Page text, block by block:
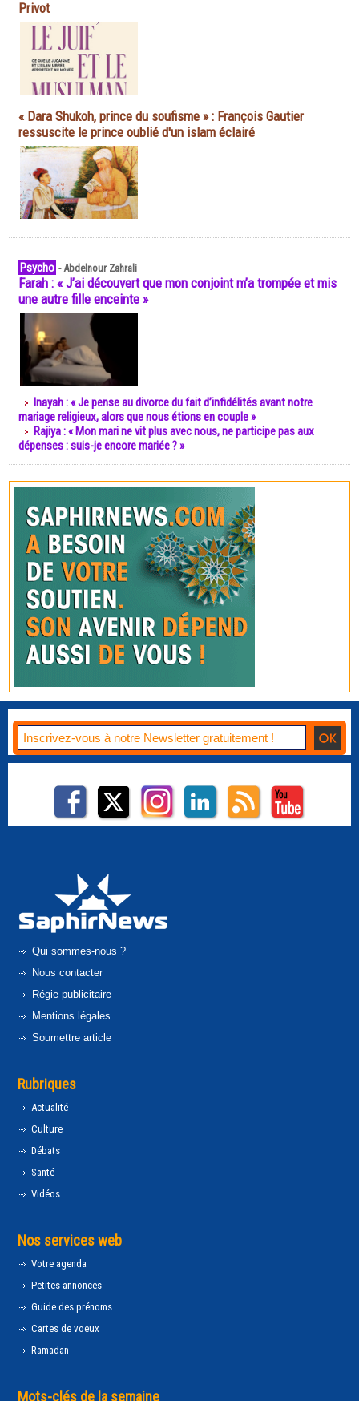
Privot
« Dara Shukoh, prince du soufisme » : François Gautier
ressuscite le prince oublié d'un islam éclairé
Psycho -Abdelnour Zahrali
Farah : « J’ai découvert que mon conjoint m’a trompée et mis
une autre fille enceinte »
Inayah : « Je pense au divorce du fait d’infidélités avant notre
mariage religieux, alors que nous étions en couple »
Rajiya : « Mon mari ne vit plus avec nous, ne participe pas aux
dépenses : suis-je encore mariée ? »
Qui sommes-nous ?
Nous contacter
Régie publicitaire
Mentions légales
Soumettre article
Rubriques
Actualité
Culture
Débats
Santé
Vidéos
Nos services web
Votre agenda
Petites annonces
Guide des prénoms
Cartes de voeux
Ramadan
Mots-clés de la semaine